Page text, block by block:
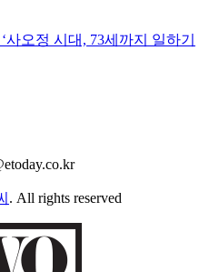
사오정 시대, 73세까지 일하기
. All rights reserved